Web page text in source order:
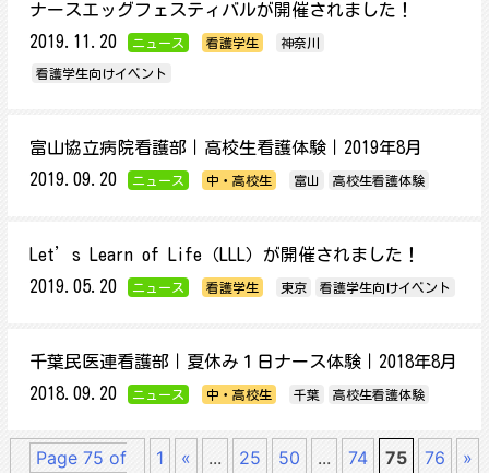
ナースエッグフェスティバルが開催されました！
2019.11.20
ニュース 看護学生 神奈川
看護学生向けイベント
富山協立病院看護部｜高校生看護体験｜2019年8月
2019.09.20
ニュース 中・高校生 富山 高校生看護体験
Let’s Learn of Life（LLL）が開催されました！
2019.05.20
ニュース 看護学生 東京 看護学生向けイベント
千葉民医連看護部｜夏休み１日ナース体験｜2018年8月
2018.09.20
ニュース 中・高校生 千葉 高校生看護体験
Page 75 of
1 « ... 25 50 ... 74 75 76 »